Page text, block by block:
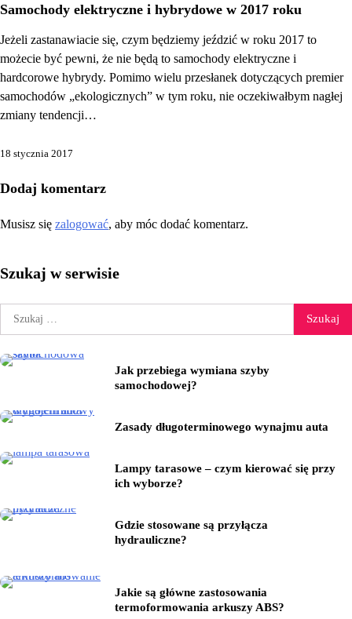
Samochody elektryczne i hybrydowe w 2017 roku
Jeżeli zastanawiacie się, czym będziemy jeździć w roku 2017 to
możecie być pewni, że nie będą to samochody elektryczne i
hardcorowe hybrydy. Pomimo wielu przesłanek dotyczących premier
samochodów „ekologicznych” w tym roku, nie oczekiwałbym nagłej
zmiany tendencji…
18 stycznia 2017
Dodaj komentarz
Musisz się zalogować, aby móc dodać komentarz.
Szukaj w serwisie
Szukaj:
Jak przebiega wymiana szyby
samochodowej?
Zasady długoterminowego wynajmu auta
Lampy tarasowe – czym kierować się przy
ich wyborze?
Gdzie stosowane są przyłącza
hydrauliczne?
Jakie są główne zastosowania
termoformowania arkuszy ABS?